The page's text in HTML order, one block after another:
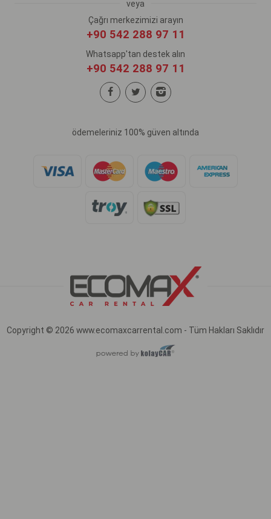
veya
Çağrı merkezimizi arayın
+90 542 288 97 11
Whatsapp'tan destek alın
+90 542 288 97 11
ödemeleriniz 100% güven altında
Copyright © 2026 www.ecomaxcarrental.com - Tüm Hakları Saklıdır